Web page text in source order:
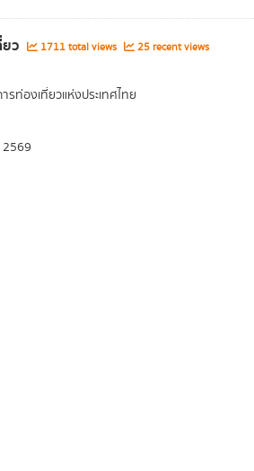
ว 1711 total views 25 recent views
ท่องเที่ยวแห่งประเทศไทย